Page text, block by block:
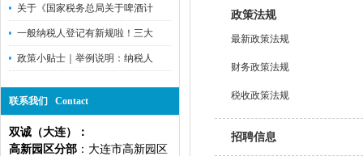
关于《国家税务总局关于啤酒计
一般纳税人登记有新规啦！三大
政策小贴士｜举例说明：纳税人
联系我们 Contact
双诚（大连）：
高新园区分部 ：大连市高新园区
政策法规
最新政策法规
财务政策法规
税收政策法规
招聘信息